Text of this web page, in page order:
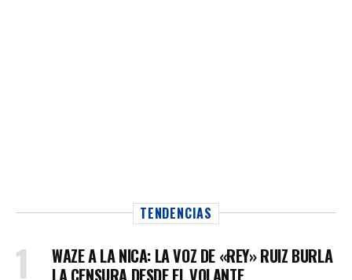
TENDENCIAS
WAZE A LA NICA: LA VOZ DE «REY» RUIZ BURLA
LA CENSURA DESDE EL VOLANTE